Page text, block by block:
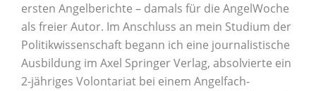
ersten Angelberichte – damals für die AngelWoche
als freier Autor. Im Anschluss an mein Studium der
Politikwissenschaft begann ich eine journalistische
Ausbildung im Axel Springer Verlag, absolvierte ein
2-jähriges Volontariat bei einem Angelfach-